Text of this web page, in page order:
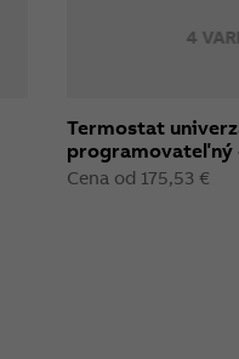
4
Termostat
programovateľný
Cena od 175,53 €